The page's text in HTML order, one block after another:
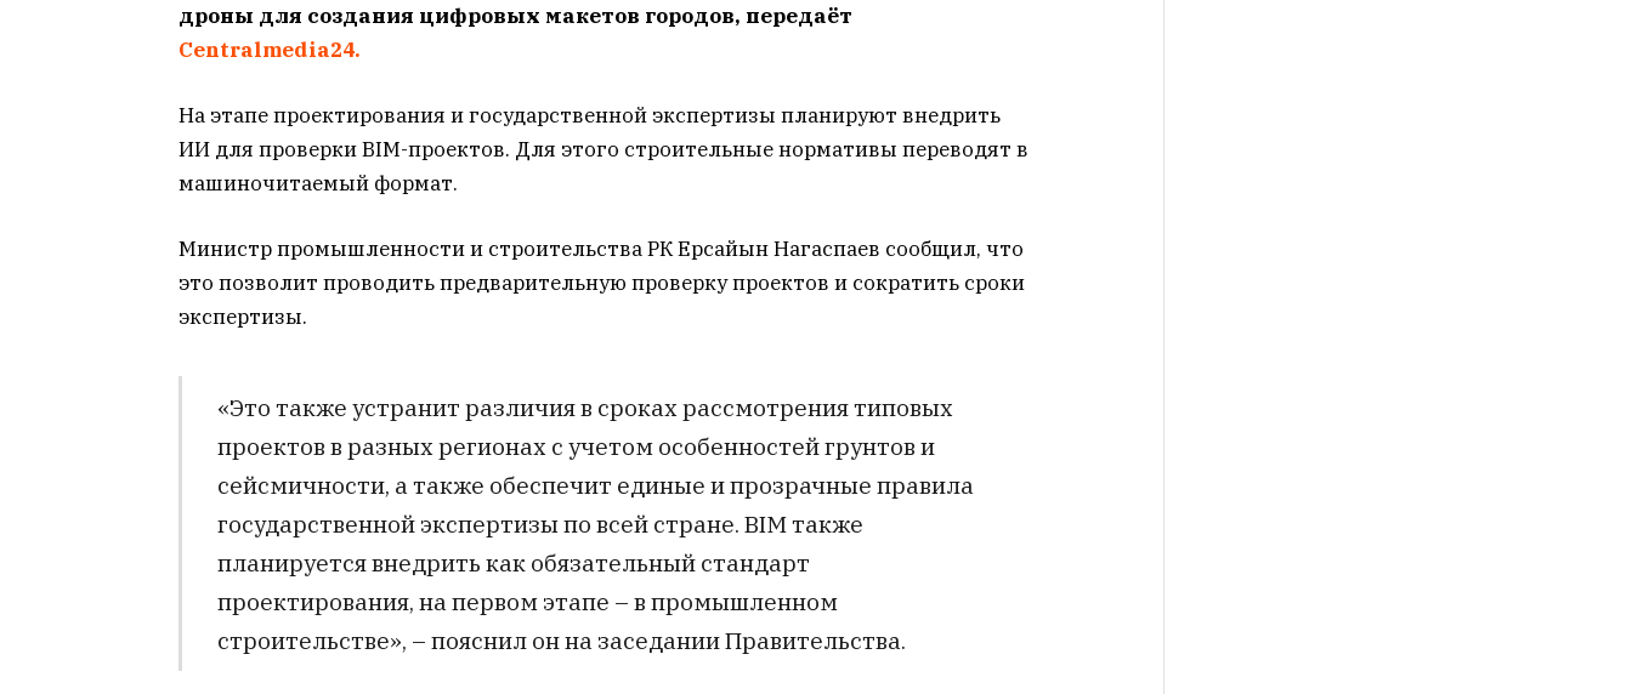
дроны для создания цифровых макетов городов, передаёт
Centralmedia24.
На этапе проектирования и государственной экспертизы планируют внедрить
ИИ для проверки BIM-проектов. Для этого строительные нормативы переводят в
машиночитаемый формат.
Министр промышленности и строительства РК Ерсайын Нагаспаев сообщил, что
это позволит проводить предварительную проверку проектов и сократить сроки
экспертизы.
«Это также устранит различия в сроках рассмотрения типовых
проектов в разных регионах с учетом особенностей грунтов и
сейсмичности, а также обеспечит единые и прозрачные правила
государственной экспертизы по всей стране. BIM также
планируется внедрить как обязательный стандарт
проектирования, на первом этапе – в промышленном
строительстве», – пояснил он на заседании Правительства.